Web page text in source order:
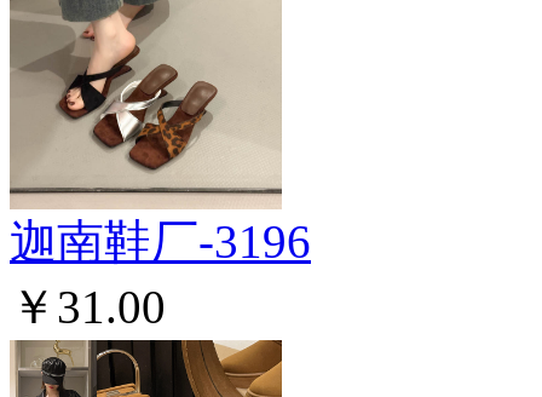
迦南鞋厂-3196
￥31.00